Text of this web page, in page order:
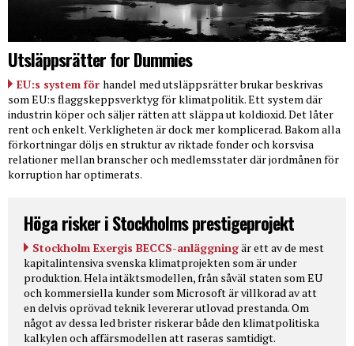
Utsläppsrätter for Dummies
EU:s system för handel med utsläppsrätter brukar beskrivas
som EU:s flaggskeppsverktyg för klimatpolitik. Ett system där
industrin köper och säljer rätten att släppa ut koldioxid. Det låter
rent och enkelt. Verkligheten är dock mer komplicerad. Bakom alla
förkortningar döljs en struktur av riktade fonder och korsvisa
relationer mellan branscher och medlemsstater där jordmånen för
korruption har optimerats.
Höga risker i Stockholms prestigeprojekt
Stockholm Exergis BECCS-anläggningär ett av de mest
kapitalintensiva svenska klimatprojekten som är under
produktion. Hela intäktsmodellen, från såväl staten som EU
och kommersiella kunder som Microsoft är villkorad av att
en delvis oprövad teknik levererar utlovad prestanda. Om
något av dessa led brister riskerar både den klimatpolitiska
kalkylen och affärsmodellen att raseras samtidigt.